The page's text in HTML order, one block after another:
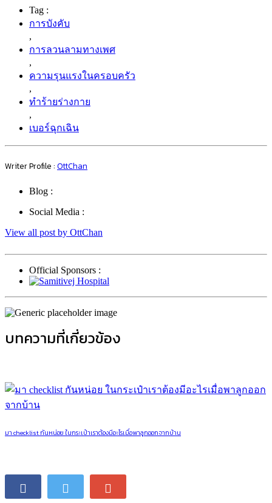
Tag :
การบังคับ
,
การลวนลามทางเพศ
,
ความรุนแรงในครอบครัว
,
ทำร้ายร่างกาย
,
เบอร์ฉุกเฉิน
Writer Profile : OttChan
Blog :
Social Media :
View all post by OttChan
Official Sponsors :
บทความที่เกี่ยวข้อง
มา checklist กันหน่อย ในกระเป๋าเราต้องมีอะไรเมื่อพาลูกออกจากบ้าน